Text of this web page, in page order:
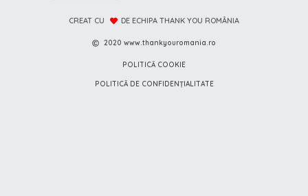
CREAT CU DE ECHIPA THANK YOU ROMÂNIA
2020 www.thankyouromania.ro
POLITICĂ COOKIE
POLITICĂ DE CONFIDENȚIALITATE